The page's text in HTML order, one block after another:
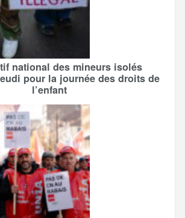
national des mineurs isolés
pour la journée des droits de
l’enfant